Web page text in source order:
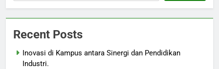
Recent Posts
Inovasi di Kampus antara Sinergi dan Pendidikan
Industri.